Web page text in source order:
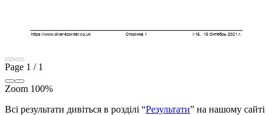
Page 1 / 1
Zoom 100%
Всі результати дивіться в розділі “Результати” на нашому сайті